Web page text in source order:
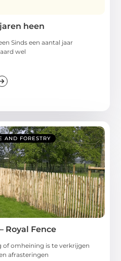
heen
Sinds een aantal jaar
wel
AND FORESTRY
Royal Fence
of omheining is te verkrijgen
afrasteringen